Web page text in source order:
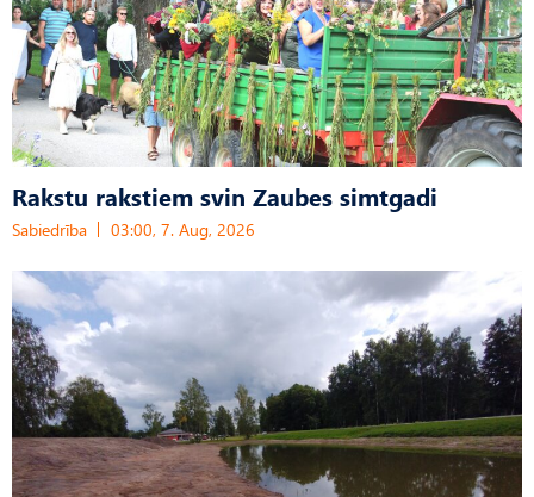
Rakstu rakstiem svin Zaubes simtgadi
Sabiedrība 03:00, 7. Aug, 2026